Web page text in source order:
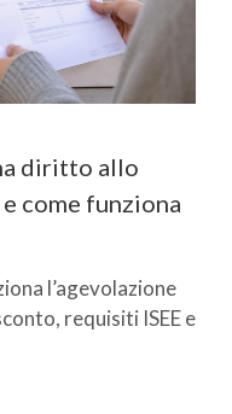
diritto allo
come funziona
l’agevolazione
requisiti ISEE e